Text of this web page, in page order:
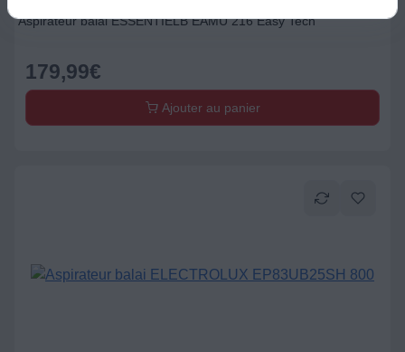
Aspirateur balai ESSENTIELB EAMU 216 Easy Tech
179,99€
Ajouter au panier